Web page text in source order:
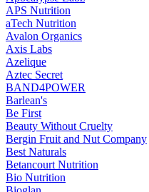
APS Nutrition
aTech Nutrition
Avalon Organics
Axis Labs
Azelique
Aztec Secret
BAND4POWER
Barlean's
Be First
Beauty Without Cruelty
Bergin Fruit and Nut Company
Best Naturals
Betancourt Nutrition
Bio Nutrition